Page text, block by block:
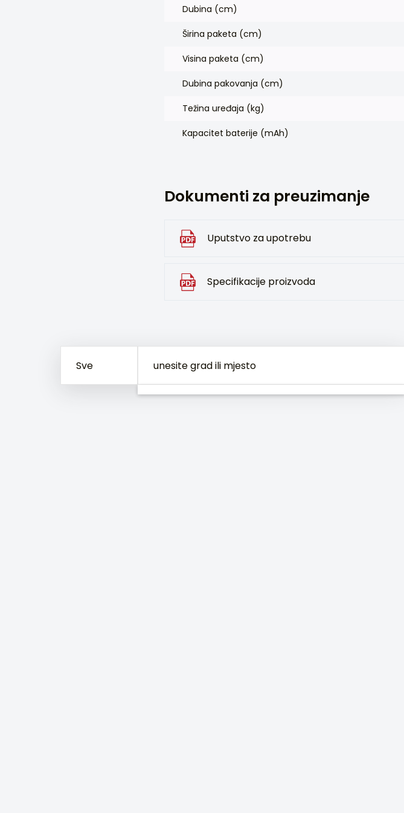
Dubina (cm)
Širina paketa (cm)
Visina paketa (cm)
Dubina pakovanja (cm)
Težina uređaja (kg)
Kapacitet baterije (mAh)
Dokumenti za preuzimanje
Uputstvo za upotrebu
Specifikacije proizvoda